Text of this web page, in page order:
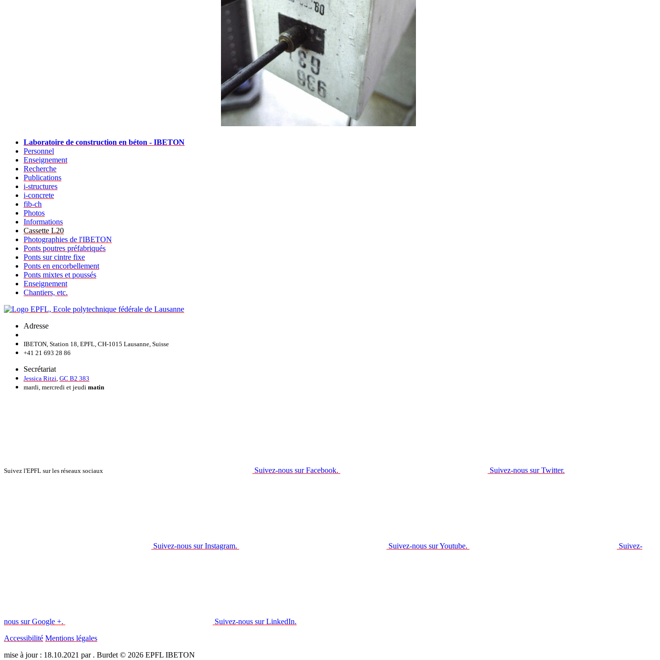
Laboratoire de construction en béton - IBETON
Personnel
Enseignement
Recherche
Publications
i-structures
i-concrete
fib-ch
Photos
Informations
Cassette L20
Photographies de l'IBETON
Ponts poutres préfabriqués
Ponts sur cintre fixe
Ponts en encorbellement
Ponts mixtes et poussés
Enseignement
Chantiers, etc.
Adresse
IBETON, Station 18, EPFL, CH-1015 Lausanne, Suisse
+41 21 693 28 86
Secrétariat
Jessica Ritzi GC B2 383
mardi, mercredi et jeudi matin
Suivez l'EPFL sur les réseaux sociaux Suivez-nous sur Facebook. Suivez-nous sur Twitter.
Suivez-nous sur Instagram. Suivez-nous sur Youtube. Suivez-
nous sur Google +.
Suivez-nous sur LinkedIn.
Accessibilité Mentions légales
mise à jour : 18.10.2021 par . Burdet © 2026 EPFL IBETON